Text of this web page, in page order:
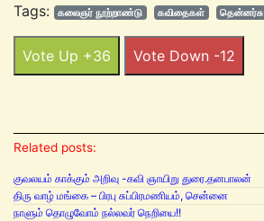
Tags: கலைஞர் நூற்றாண்டு கவிதைகள் தென்னர்சு
Vote Up +36 Vote Down -12
Related posts:
குவலயம் காக்கும் அறிவு -கவி ஞாயிறு துரை.தனபாலன்
திரு வாழ் மங்கை – பிரபு சுப்பிரமணியம், சென்னை
நாளும் தொழுவோம் நல்லவர் நெறியை!!